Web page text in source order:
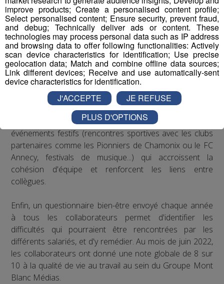
recommandations de la médecine du travail en matière
de posture sur les postes de travail : des rehausseurs de
clavier ont été distribués aux salariés qui le souhaitaient.
Concernant le bien-être au travail, le Groupe Mont Blanc
Médias organise depuis plusieurs années des
séminaires d’entreprise qui permettent à ses
collaborateurs de partager des moments conviviaux qui
sortent du cadre formel du travail. De plus, il est
régulièrement proposé aux salariés de participer à des
événements festifs (rencontres sportives avec les clubs
partenaires comme les Pionniers de Chamonix ou le FC
Annecy, festivals de musique...) qui accroissent la
cohésion d'équipe et renforcent les liens entre
collègues.
Enfin, un questionnaire bien-être envoyé chaque année
à tous les collaborateurs permet d'identifier les
difficultés qui pourraient être rencontrées par les
différents salariés, et d'y remédier. Au mois de juin 2022,
les collaborateurs ont donné une note globale de 8 sur
10 à la qualité de vie au travail au sein du Groupe Mont
Blanc Médias.
improve products; Create a personalised content profile;
Select personalised content; Ensure security, prevent fraud,
and debug; Technically deliver ads or content. These
technologies may process personal data such as IP address
and browsing data to offer following functionalities: Actively
scan device characteristics for identification; Use precise
geolocation data; Match and combine offline data sources;
Link different devices; Receive and use automatically-sent
device characteristics for identification.
J'ACCEPTE
JE REFUSE
PLUS D'OPTIONS